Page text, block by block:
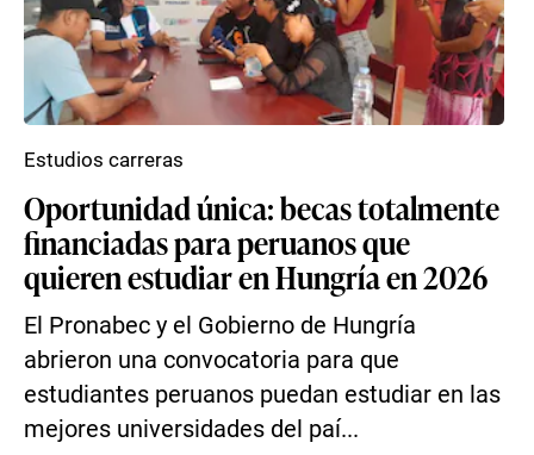
Oportunidad única: becas totalmente
financiadas para peruanos que
quieren estudiar en Hungría en 2026
El Pronabec y el Gobierno de Hungría
abrieron una convocatoria para que
estudiantes peruanos puedan estudiar en las
mejores universidades del paí...
Estudios carreras